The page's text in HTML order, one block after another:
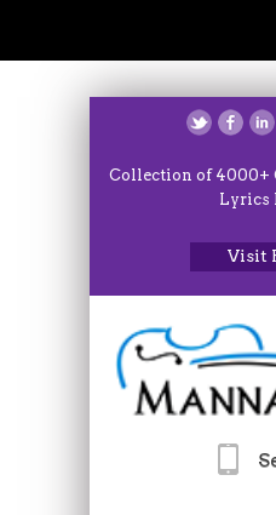
Collection of 4000+
Lyrics
Visit